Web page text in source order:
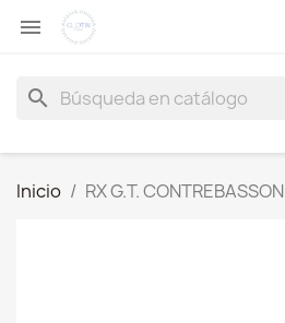

search
Inicio RX G.T. CONTREBASSON